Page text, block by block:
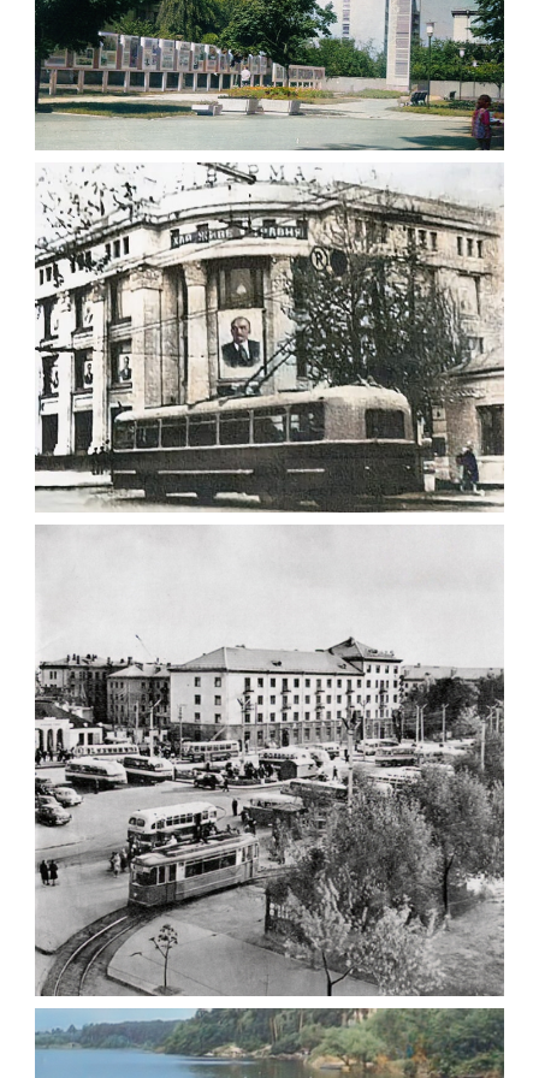
ПОЛІТИЧНА АГІТАЦІЯ В ЖИТОМИРІ 1981
Фото Житомир (1980-
1990)
Leave a comment
ЦЕНТРАЛЬНИЙ УНІВЕРМАГ ЖИТОМИРА
1965
ЦЕНТРАЛЬНІ ВУЛИЦІ ЖИТОМИРА 1963
Фото Житомир (1960-
1970)
Leave a comment